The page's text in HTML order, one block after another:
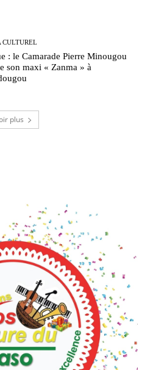
CULTUREL
: le Camarade Pierre Minougou
son maxi « Zanma » à
plus